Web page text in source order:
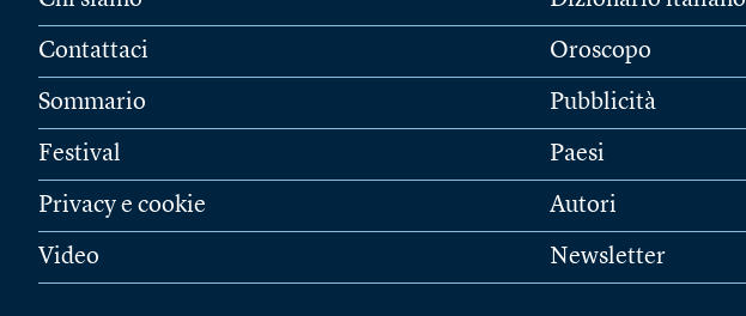
Contattaci
Sommario
Festival
Privacy e cookie
Video
Oroscopo
Pubblicità
Paesi
Autori
Newsletter